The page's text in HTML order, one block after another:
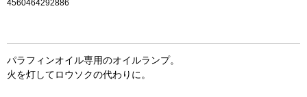
4560464292886
パラフィンオイル専用のオイルランプ。
火を灯してロウソクの代わりに。